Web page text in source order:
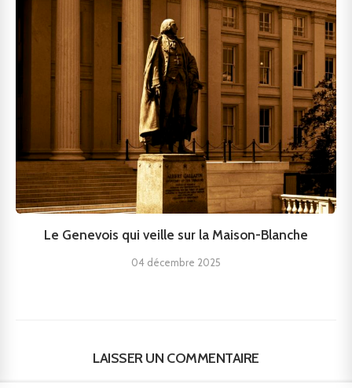
Le Genevois qui veille sur la Maison-Blanche
04 décembre 2025
LAISSER UN COMMENTAIRE